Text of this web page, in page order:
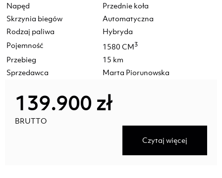
Napęd
Przednie koła
Skrzynia biegów
Automatyczna
Rodzaj paliwa
Hybryda
Pojemność
1580 CM3
Przebieg
15 km
Sprzedawca
Marta Piorunowska
139.900 zł
BRUTTO
Czytaj więcej